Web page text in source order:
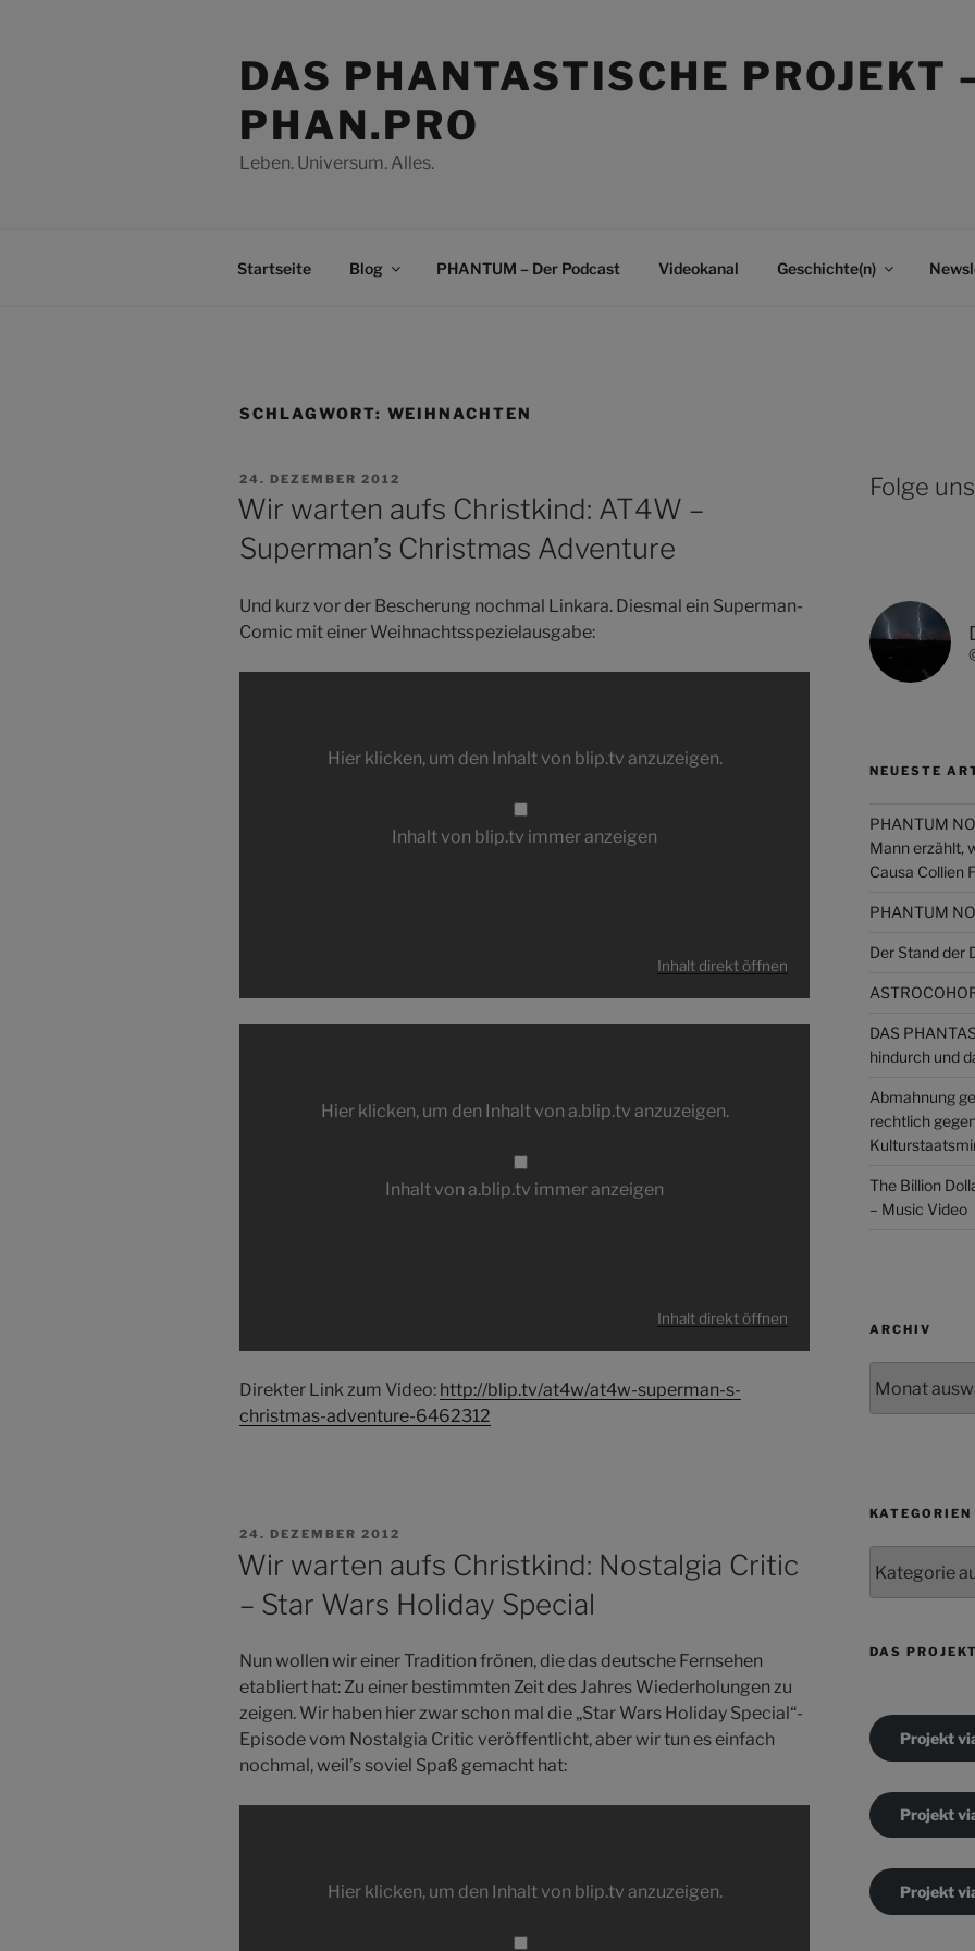
DAS PHANTASTISCHE PROJEKT
PHAN.PRO
Leben. Universum. Alles.
Startseite Blog PHANTUM – Der Podcast Videokanal Geschichte(n)
SCHLAGWORT: WEIHNACHTEN
VERÖFFENTLICHT
AM
24. DEZEMBER 2012
Wir warten aufs Christkind: AT4W –
Superman’s Christmas Adventure
Und kurz vor der Bescherung nochmal Linkara. Diesmal ein Superman-
Comic mit einer Weihnachtsspezielausgabe:
Hier klicken, um den Inhalt von blip.tv anzuzeigen.
Inhalt von blip.tv immer anzeigen
Inhalt direkt öffnen
Hier klicken, um den Inhalt von a.blip.tv anzuzeigen.
Inhalt von a.blip.tv immer anzeigen
Inhalt direkt öffnen
Direkter Link zum Video: http://blip.tv/at4w/at4w-superman-s-
christmas-adventure-6462312
VERÖFFENTLICHT
24. DEZEMBER 2012
Wir warten aufs Christkind: Nostalgia Critic
– Star Wars Holiday Special
Nun wollen wir einer Tradition frönen, die das deutsche Fernsehen
etabliert hat: Zu einer bestimmten Zeit des Jahres Wiederholungen zu
zeigen. Wir haben hier zwar schon mal die „Star Wars Holiday Special“-
Episode vom Nostalgia Critic veröffentlicht, aber wir tun es einfach
nochmal, weil’s soviel Spaß gemacht hat:
Hier klicken, um den Inhalt von blip.tv anzuzeigen.
Folge
NEUESTE
PHANTUM
Mann erzählt,
Causa Collien
PHANTUM
Der Stand der
DAS
hindurch und
Abmahnung
rechtlich
The Billion
– Music Video
ARCHIV
KATEGORIEN
DAS
Projekt
Projekt
Projekt